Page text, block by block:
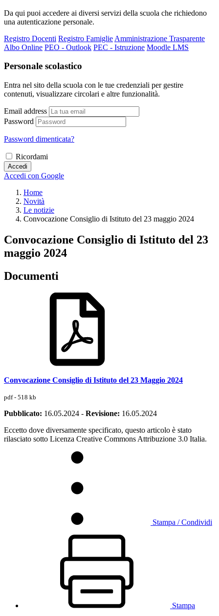
Da qui puoi accedere ai diversi servizi della scuola che richiedono
una autenticazione personale.
Registro Docenti Registro Famiglie Amministrazione Trasparente
Albo Online PEO - Outlook PEC - Istruzione Moodle LMS
Personale scolastico
Entra nel sito della scuola con le tue credenziali per gestire
contenuti, visualizzare circolari e altre funzionalità.
Email address
Password
Password dimenticata?
Ricordami
Accedi
Accedi con Google
Home
Novità
Le notizie
Convocazione Consiglio di Istituto del 23 maggio 2024
Convocazione Consiglio di Istituto del 23
maggio 2024
Documenti
Convocazione Consiglio di Istituto del 23 Maggio 2024
pdf - 518 kb
Pubblicato: 16.05.2024 - Revisione: 16.05.2024
Eccetto dove diversamente specificato, questo articolo è stato
rilasciato sotto Licenza Creative Commons Attribuzione 3.0 Italia.
Stampa / Condividi
Stampa